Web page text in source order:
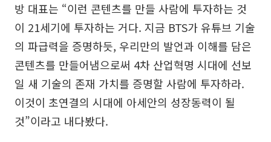
방 대표는 “이런 콘텐츠를 만들 사람에 투자하는 것
이 21세기에 투자하는 거다. 지금 BTS가 유튜브 기술
의 파급력을 증명하듯, 우리만의 발언과 이해를 담은
콘텐츠를 만들어냄으로써 4차 산업혁명 시대에 선보
일 새 기술의 존재 가치를 증명할 사람에 투자하라.
이것이 초연결의 시대에 아세안의 성장동력이 될
것”이라고 내다봤다.